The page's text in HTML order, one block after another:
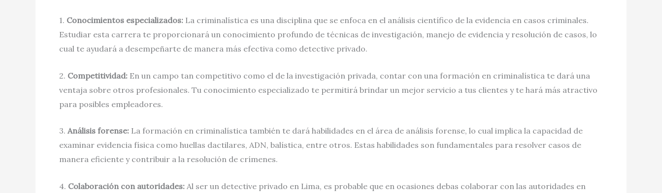
1. Conocimientos especializados: La criminalística es una disciplina que se enfoca en el análisis científico de la evidencia en casos criminales.
Estudiar esta carrera te proporcionará un conocimiento profundo de técnicas de investigación, manejo de evidencia y resolución de casos, lo
cual te ayudará a desempeñarte de manera más efectiva como detective privado.
2. Competitividad: En un campo tan competitivo como el de la investigación privada, contar con una formación en criminalística te dará una
ventaja sobre otros profesionales. Tu conocimiento especializado te permitirá brindar un mejor servicio a tus clientes y te hará más atractivo
para posibles empleadores.
3. Análisis forense: La formación en criminalística también te dará habilidades en el área de análisis forense, lo cual implica la capacidad de
examinar evidencia física como huellas dactilares, ADN, balística, entre otros. Estas habilidades son fundamentales para resolver casos de
manera eficiente y contribuir a la resolución de crímenes.
4. Colaboración con autoridades: Al ser un detective privado en Lima, es probable que en ocasiones debas colaborar con las autoridades en